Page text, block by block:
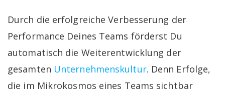
Durch die erfolgreiche Verbesserung der
Performance Deines Teams förderst Du
automatisch die Weiterentwicklung der
gesamten Unternehmenskultur. Denn Erfolge,
die im Mikrokosmos eines Teams sichtbar